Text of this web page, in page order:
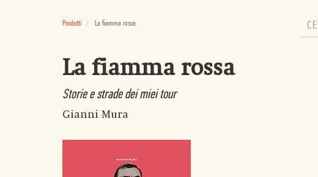
Prodotti La fiamma rossa
La fiamma rossa
Storie e strade dei miei tour
Gianni Mura